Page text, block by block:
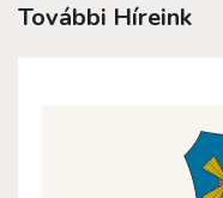
További Híreink